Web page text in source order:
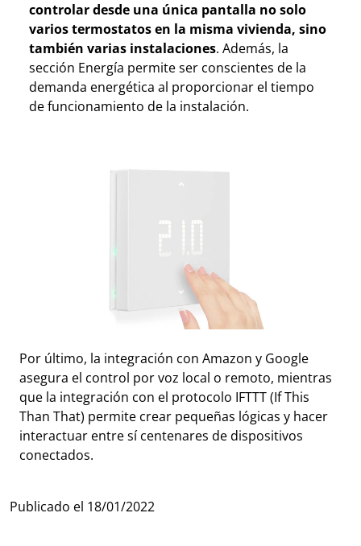
controlar desde una única pantalla no solo
varios termostatos en la misma vivienda, sino
también varias instalaciones. Además, la
sección Energía permite ser conscientes de la
demanda energética al proporcionar el tiempo
de funcionamiento de la instalación.
Por último, la integración con Amazon y Google
asegura el control por voz local o remoto, mientras
que la integración con el protocolo IFTTT (If This
Than That) permite crear pequeñas lógicas y hacer
interactuar entre sí centenares de dispositivos
conectados.
Publicado el 18/01/2022